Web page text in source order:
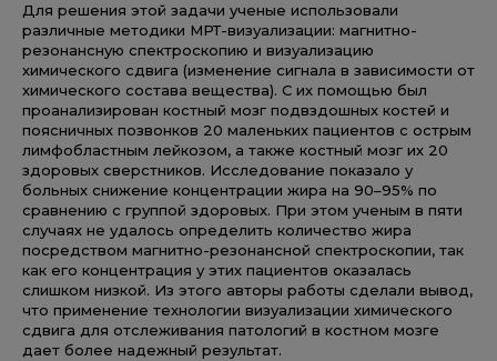
Для решения этой задачи ученые использовали
различные методики МРТ-визуализации: магнитно-
резонансную спектроскопию и визуализацию
химического сдвига (изменение сигнала в зависимости от
химического состава вещества). С их помощью был
проанализирован костный мозг подвздошных костей и
поясничных позвонков 20 маленьких пациентов с острым
лимфобластным лейкозом, а также костный мозг их 20
здоровых сверстников. Исследование показало у
больных снижение концентрации жира на 90–95% по
сравнению с группой здоровых. При этом ученым в пяти
случаях не удалось определить количество жира
посредством магнитно-резонансной спектроскопии, так
как его концентрация у этих пациентов оказалась
слишком низкой. Из этого авторы работы сделали вывод,
что применение технологии визуализации химического
сдвига для отслеживания патологий в костном мозге
дает более надежный результат.